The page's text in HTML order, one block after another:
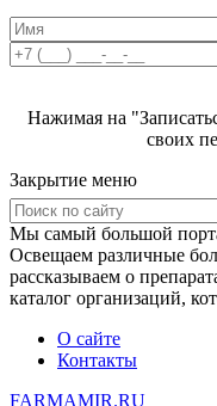
Нажимая на
своих
Закрытие меню
Мы самый большой
Освещаем различные
рассказываем о
каталог организаций,
О сайте
Контакты
FARMAMIR.RU